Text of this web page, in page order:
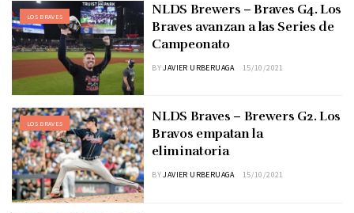
LOS BRAVES
NLDS Brewers – Braves G4. Los
Braves avanzan a las Series de
Campeonato
BYJAVIER URBERUAGA 15/10/2021
LOS BRAVES
NLDS Braves – Brewers G2. Los
Bravos empatan la
eliminatoria
BYJAVIER URBERUAGA 15/10/2021